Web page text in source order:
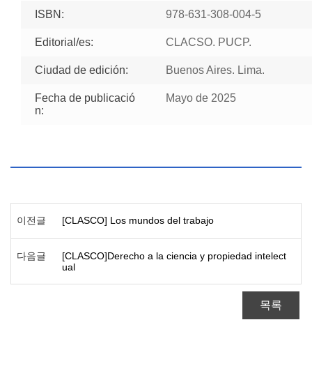
ISBN: 978-631-308-004-5
Editorial/es: CLACSO. PUCP.
Ciudad de edición: Buenos Aires. Lima.
Fecha de publicació
n:
Mayo de 2025
이전글 [CLASCO] Los mundos del trabajo
다음글
[CLASCO]Derecho a la ciencia y propiedad intelect
ual
목록